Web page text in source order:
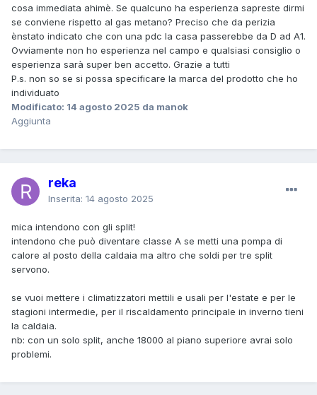
cosa immediata ahimè. Se qualcuno ha esperienza sapreste dirmi
se conviene rispetto al gas metano? Preciso che da perizia
ènstato indicato che con una pdc la casa passerebbe da D ad A1.
Ovviamente non ho esperienza nel campo e qualsiasi consiglio o
esperienza sarà super ben accetto. Grazie a tutti
P.s. non so se si possa specificare la marca del prodotto che ho
individuato
Modificato: 14 agosto 2025 da manok
Aggiunta
reka
Inserita: 14 agosto 2025
mica intendono con gli split!
intendono che può diventare classe A se metti una pompa di
calore al posto della caldaia ma altro che soldi per tre split
servono.
se vuoi mettere i climatizzatori mettili e usali per l'estate e per le
stagioni intermedie, per il riscaldamento principale in inverno tieni
la caldaia.
nb: con un solo split, anche 18000 al piano superiore avrai solo
problemi.